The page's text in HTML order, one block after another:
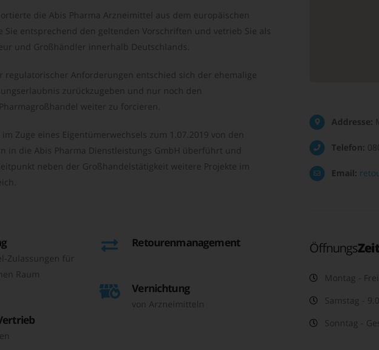
die Abis Pharma Arzneimittel aus dem europäischen
Sie entsprechend den geltenden Vorschriften und vetrieb Sie als
und Großhändler innerhalb Deutschlands.
regulatorischer Anforderungen entschied sich der ehemalige
zurückzugeben und nur noch den
weiter zu forcieren.
Zuge eines Eigentümerwechsels zum 1.07.2019 von den
in die Abis Pharma Dienstleistungs GmbH überführt und
neben der Großhandelstätigkeit weitere Projekte im
Zulassungen für
Raum
Retourenmanagement
Vernichtung
von Arzneimitteln
Addresse:
Telefon:
Email:
Öffnungs
Montag -
Samstag -
Sonntag -